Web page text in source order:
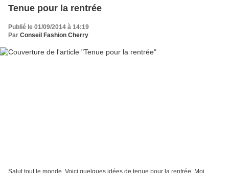
Tenue pour la rentrée
Publié le 01/09/2014 à 14:19
Par Conseil Fashion Cherry
Salut tout le monde, Voici quelques idées de tenue pour la rentrée. Moi